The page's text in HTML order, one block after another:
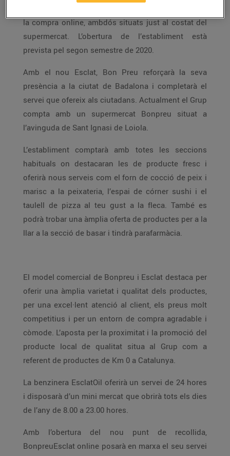
la compra online, ambdós situats just al costat del
supermercat. L’obertura de l’establiment està
prevista pel segon semestre de 2020.
Amb el nou Esclat, Bon Preu reforçarà la seva
presència a la ciutat de Badalona i completarà el
servei que ofereix als ciutadans. Actualment el Grup
compta amb un supermercat Bonpreu situat a
l’avinguda de Sant Ignasi de Loiola.
L’establiment comptarà amb totes les seccions
habituals on destacaran les de producte fresc i
oferirà nous serveis com el forn de cocció de peix i
marisc a la peixateria, l’espai de córner sushi i el
taulell de pizza al teu gust a la fleca. També es
podrà trobar una àmplia oferta de productes per a la
llar a la secció de basar i tindrà parafarmàcia.
El model comercial de Bonpreu i Esclat destaca per
oferir una àmplia varietat i qualitat dels productes,
per una excel·lent atenció al client, els preus molt
competitius i per un entorn de compra agradable i
còmode. L’aposta per la proximitat i la promoció del
producte local de qualitat situa al Grup com a
referent de productes de Km 0 a Catalunya.
La benzinera EsclatOil oferirà un servei de 24 hores
i disposarà d’un mini mercat que obrirà tots els dies
de l’any de 8.00 a 23.00 hores.
Amb l’obertura del nou punt de recollida,
BonpreuEsclat online posarà en marxa el seu servei